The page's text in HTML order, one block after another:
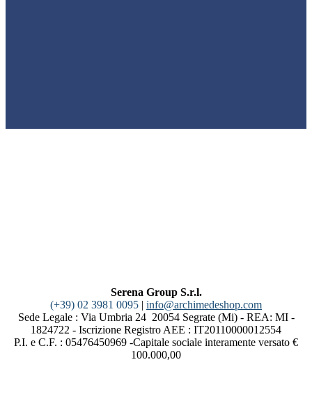
Serena Group S.r.l.
(+39) 02 3981 0095 | info@archimedeshop.com
Sede Legale : Via Umbria 24 20054 Segrate (Mi) - REA: MI -
1824722 - Iscrizione Registro AEE : IT20110000012554
P.I. e C.F. : 05476450969 -Capitale sociale interamente versato €
100.000,00